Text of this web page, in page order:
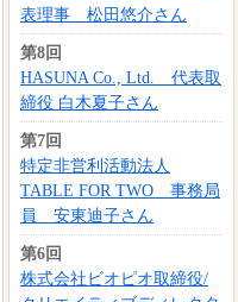
表理事 松田悠介さん
第8回
HASUNA Co., Ltd. 代表取
締役 白木夏子さん
第7回
特定非営利活動法人
TABLE FOR TWO 事務局
員 安東迪子さん
第6回
株式会社ビオピオ取締役/